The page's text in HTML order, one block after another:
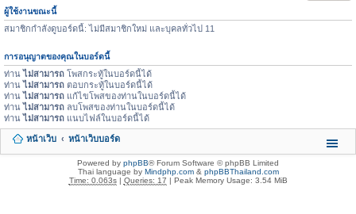
ผู้ใช้งานขณะนี้
สมาชิกกำลังดูบอร์ดนี้: ไม่มีสมาชิกใหม่ และบุคลทั่วไป 11
การอนุญาตของคุณในบอร์ดนี้
ท่านไม่สามารถ โพสกระทู้ในบอร์ดนี้ได้
ท่านไม่สามารถ ตอบกระทู้ในบอร์ดนี้ได้
ท่านไม่สามารถ แก้ไขโพสของท่านในบอร์ดนี้ได้
ท่านไม่สามารถ ลบโพสของท่านในบอร์ดนี้ได้
ท่านไม่สามารถ แนบไฟล์ในบอร์ดนี้ได้
หน้าเว็บ หน้าเว็บบอร์ด
Powered by phpBB® Forum Software © phpBB Limited
Thai language by Mindphp.com& phpBBThailand.com
Time: 0.063s| Queries: 17 | Peak Memory Usage: 3.54 MiB